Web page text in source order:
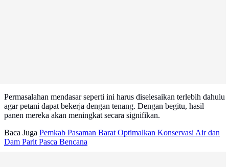
Permasalahan mendasar seperti ini harus diselesaikan terlebih dahulu
agar petani dapat bekerja dengan tenang. Dengan begitu, hasil
panen mereka akan meningkat secara signifikan.
Baca Juga Pemkab Pasaman Barat Optimalkan Konservasi Air dan
Dam Parit Pasca Bencana